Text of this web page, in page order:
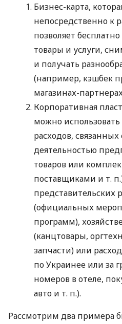
Бизнес-карта,
непосредственно к
позволяет
товары и услуги,
и получать
(например, кэшбек
магазинах-
Корпоративная
можно использовать
расходов, связанных
деятельностью
товаров или
поставщиками и т. п.
представительских
(официальных
программ),
(канцтовары,
запчасти) или
по Украинее или за
номеров в отеле,
авто и т. п.).
Рассмотрим два примера